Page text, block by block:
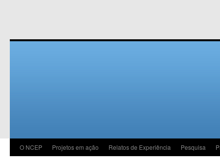
O NCEP Projetos em ação Relatos de Experiência Pesquisa